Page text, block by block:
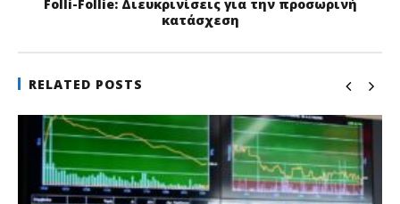
Folli-Follie: Διευκρινίσεις για την προσωρινή
κατάσχεση
RELATED POSTS